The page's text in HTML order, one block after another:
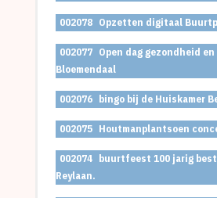
002078 Opzetten digitaal
002077 Open dag gezondheid
Bloemendaal
002076 bingo bij de Huiskamer
002075 Houtmanplantsoen
002074 buurtfeest 100 jarig
Reylaan.